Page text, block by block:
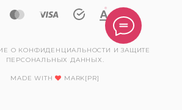
О КОНФИДЕНЦИАЛЬНОСТИ И ЗАЩИТЕ
ПЕРСОНАЛЬНЫХ ДАННЫХ.
MADE WITH MARK[PR]